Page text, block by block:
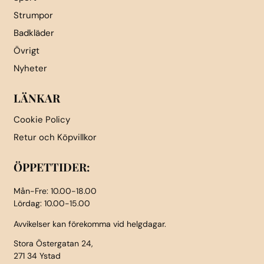
Strumpor
Badkläder
Övrigt
Nyheter
LÄNKAR
Cookie Policy
Retur och Köpvillkor
ÖPPETTIDER:
Mån-Fre: 10.00-18.00
Lördag: 10.00-15.00
Avvikelser kan förekomma vid helgdagar.
Stora Östergatan 24,
271 34 Ystad